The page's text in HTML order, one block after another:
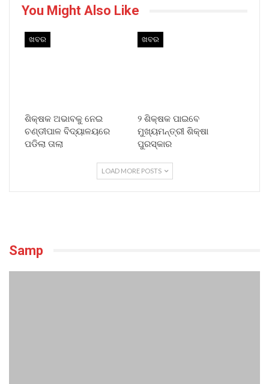
You Might Also Like
ଖବର
ଶିକ୍ଷକ ଅଭାବକୁ ନେଇ
ଚଣ୍ଡୀପାଳ ବିଦ୍ୟାଳୟରେ
ପଡିଲା ତାଲା
ଖବର
୨ ଶିକ୍ଷକ ପାଇବେ
ମୁଖ୍ୟମନ୍ତ୍ରୀ ଶିକ୍ଷା
ପୁରସ୍କାର
LOAD MORE POSTS
Samp